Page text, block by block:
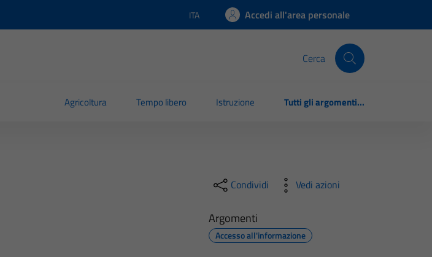
Lingua attiva:
ITA Accedi all'area personale
Cerca
Agricoltura Tempo libero Istruzione Tutti gli argomenti...
Condividi Vedi azioni
Argomenti
Accesso all'informazione